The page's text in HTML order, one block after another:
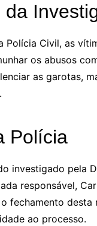
da
Polícia Civil, as
os abusos
as garotas,
Polícia
investigado pela
responsável,
fechamento
ao processo.